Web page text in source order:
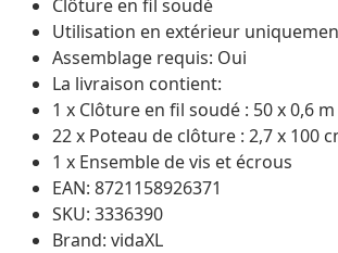
Clôture en fil soudé
Utilisation en extérieur
Assemblage requis: Oui
La livraison contient:
1 x Clôture en fil soudé : 50 x 0,6 m
22 x Poteau de clôture : 2,7 x 100
1 x Ensemble de vis et écrous
EAN: 8721158926371
SKU: 3336390
Brand: vidaXL